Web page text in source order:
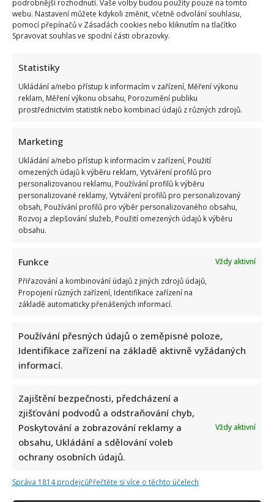
podrobnější rozhodnutí. Vaše volby budou použity pouze na tomto
webu. Nastavení můžete kdykoli změnit, včetně odvolání souhlasu,
pomocí přepínačů v Zásadách cookies nebo kliknutím na tlačítko
Spravovat souhlas ve spodní části obrazovky.
Statistiky
Ukládání a/nebo přístup k informacím v zařízení, Měření výkonu
reklam, Měření výkonu obsahu, Porozumění publiku
prostřednictvím statistik nebo kombinací údajů z různých zdrojů.
Marketing
Ukládání a/nebo přístup k informacím v zařízení, Použití
omezených údajů k výběru reklam, Vytváření profilů pro
personalizovanou reklamu, Používání profilů k výběru
personalizované reklamy, Vytváření profilů pro personalizovaný
obsah, Používání profilů pro výběr personalizovaného obsahu,
Rozvoj a zlepšování služeb, Použití omezených údajů k výběru
obsahu.
Funkce
Vždy aktivní
Přiřazování a kombinování údajů z jiných zdrojů údajů,
Propojení různých zařízení, Identifikace zařízení na
základě automaticky přenášených informací.
Používání přesných údajů o zeměpisné poloze,
Identifikace zařízení na základě aktivně vyžádaných
informací.
Zajištění bezpečnosti, předcházení a
zjišťování podvodů a odstraňování chyb,
Poskytování a zobrazování reklamy a
obsahu, Ukládání a sdělování voleb
ochrany osobních údajů.
Vždy aktivní
Správa 1814 prodejcůPřečtěte si více o těchto účelech
PRAHA RESTAURACE SUSHI
In Lifestyle.cz
Tragický konec Františka Sahuly: Kytaristu Tří sester
mladíci ubili kvůli banálnímu sporu
7. 8. 2026